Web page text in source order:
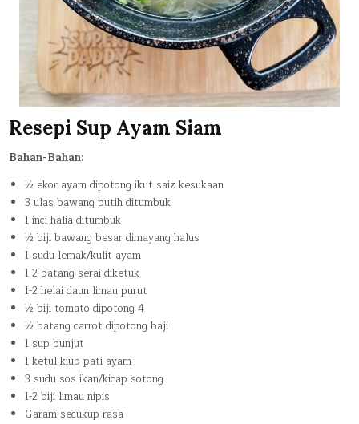
Resepi Sup Ayam Siam
Bahan-Bahan:
½ ekor ayam dipotong ikut saiz kesukaan
3 ulas bawang putih ditumbuk
1 inci halia ditumbuk
½ biji bawang besar dimayang halus
1 sudu lemak/kulit ayam
1-2 batang serai diketuk
1-2 helai daun limau purut
½ biji tomato dipotong 4
½ batang carrot dipotong baji
1 sup bunjut
1 ketul kiub pati ayam
3 sudu sos ikan/kicap sotong
1-2 biji limau nipis
Garam secukup rasa